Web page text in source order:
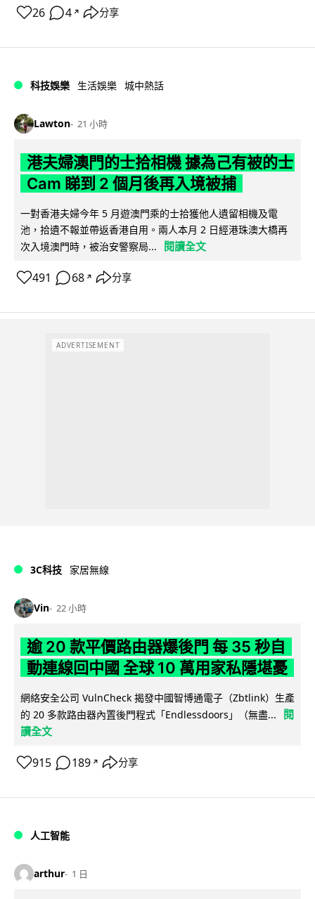
26 4 ↗ 分享
科技娛樂 生活娛樂 城中熱話
Lawton 21 小時
港夫婦澳門的士拾相機 據為己有被的士
Cam 睇到 2 個月後再入境被捕
一對香港夫婦今年 5 月遊澳門乘的士拾獲他人遺留相機及電
池，拾遺不報並帶返香港自用。兩人本月 2 日經港珠澳大橋再
次入境澳門時，被治安警察局...
閱讀全文
491 68 ↗ 分享
ADVERTISEMENT
3C科技 家居無線
Vin 22 小時
逾 20 款平價路由器爆後門 每 35 秒自
動連線回中國 全球 10 萬用家私隱堪憂
網絡安全公司 VulnCheck 揭發中國智博通電子（Zbtlink）生產
的 20 多款路由器內置後門程式「Endlessdoors」（無盡...
閱
讀全文
915 189 ↗ 分享
人工智能
arthur 1 日